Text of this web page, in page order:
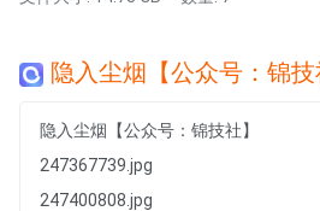
隐入尘烟【公众号：锦技
隐入尘烟【公众号：锦技社】
247367739.jpg
247400808.jpg